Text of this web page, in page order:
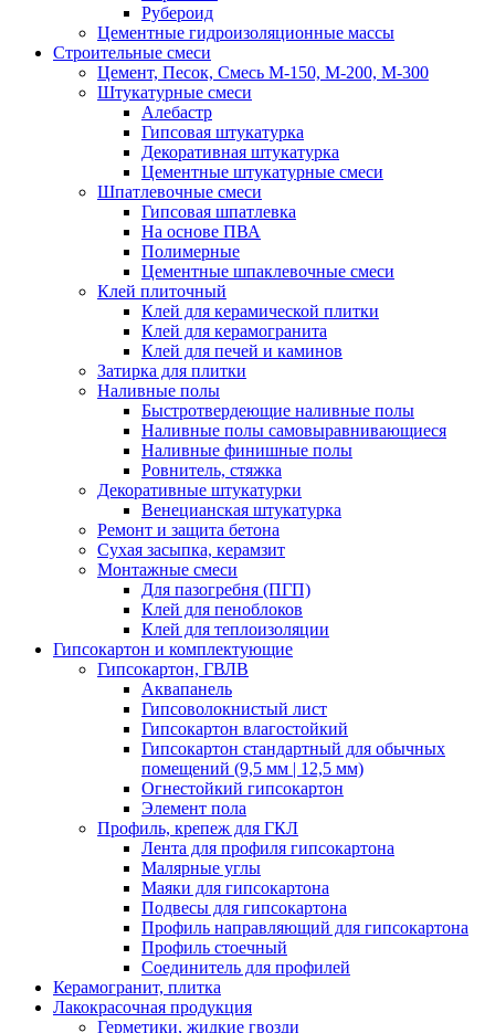
Рубероид
Цементные гидроизоляционные массы
Строительные смеси
Цемент, Песок, Смесь М-150, М-200, М-300
Штукатурные смеси
Алебастр
Гипсовая штукатурка
Декоративная штукатурка
Цементные штукатурные смеси
Шпатлевочные смеси
Гипсовая шпатлевка
На основе ПВА
Полимерные
Цементные шпаклевочные смеси
Клей плиточный
Клей для керамической плитки
Клей для керамогранита
Клей для печей и каминов
Затирка для плитки
Наливные полы
Быстротвердеющие наливные полы
Наливные полы самовыравнивающиеся
Наливные финишные полы
Ровнитель, стяжка
Декоративные штукатурки
Венецианская штукатурка
Ремонт и защита бетона
Сухая засыпка, керамзит
Монтажные смеси
Для пазогребня (ПГП)
Клей для пеноблоков
Клей для теплоизоляции
Гипсокартон и комплектующие
Гипсокартон, ГВЛВ
Аквапанель
Гипсоволокнистый лист
Гипсокартон влагостойкий
Гипсокартон стандартный для обычных
помещений (9,5 мм | 12,5 мм)
Огнестойкий гипсокартон
Элемент пола
Профиль, крепеж для ГКЛ
Лента для профиля гипсокартона
Малярные углы
Маяки для гипсокартона
Подвесы для гипсокартона
Профиль направляющий для гипсокартона
Профиль стоечный
Соединитель для профилей
Керамогранит, плитка
Лакокрасочная продукция
Герметики, жидкие гвозди